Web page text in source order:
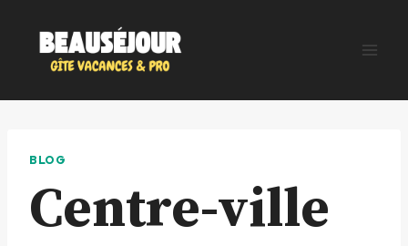
contenu
BLOG
Centre-ville